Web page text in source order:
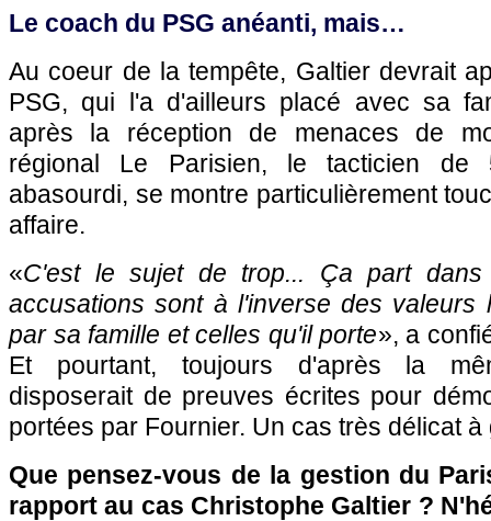
Le coach du PSG anéanti, mais…
Au coeur de la tempête, Galtier devrait
PSG, qui l'a d'ailleurs placé avec sa
après la réception de menaces de
régional Le Parisien, le tacticien
abasourdi, se montre particulièrement
affaire.
«C'est le sujet de trop... Ça part
accusations sont à l'inverse des valeurs
par sa famille et celles qu'il porte», a
Et pourtant, toujours d'après la
disposerait de preuves écrites pour
portées par Fournier. Un cas très délicat
Que pensez-vous de la gestion du
rapport au cas Christophe Galtier ?